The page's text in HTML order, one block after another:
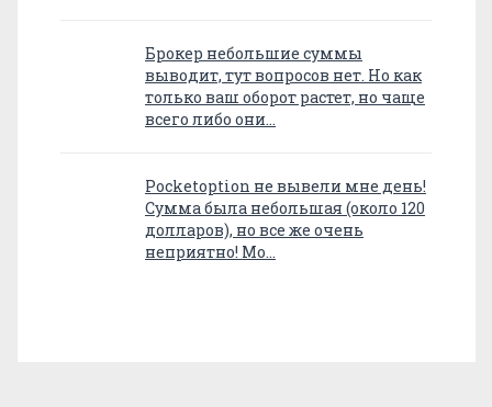
Брокер небольшие суммы
выводит, тут вопросов нет. Но как
только ваш оборот растет, но чаще
всего либо они…
Pocketoption не вывели мне день!
Сумма была небольшая (около 120
долларов), но все же очень
неприятно! Мо…